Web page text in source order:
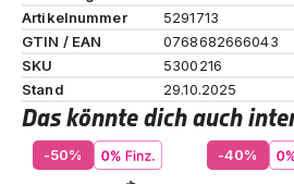
Artikelnummer
5291713
GTIN / EAN
0768682666043
SKU
5300216
Stand
29.10.2025
Das könnte dich auch
-50% -40%